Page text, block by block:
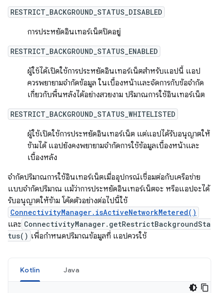
RESTRICT_BACKGROUND_STATUS_DISABLED
การประหยัดอินเทอร์เน็ตปิดอยู่
RESTRICT_BACKGROUND_STATUS_ENABLED
ผู้ใช้ได้เปิดใช้การประหยัดอินเทอร์เน็ตสำหรับแอปนี้ แอป
ควรพยายามจำกัดข้อมูล ในเบื้องหน้าและจัดการกับข้อจำกัด
เกี่ยวกับพื้นหลังได้อย่างสวยงาม ปริมาณการใช้อินเทอร์เน็ต
RESTRICT_BACKGROUND_STATUS_WHITELISTED
ผู้ใช้เปิดใช้การประหยัดอินเทอร์เน็ต แต่แอปได้รับอนุญาตให้
ข้ามได้ แอปยังคงพยายามจำกัดการใช้ข้อมูลเบื้องหน้าและ
เบื้องหลัง
จำกัดปริมาณการใช้อินเทอร์เน็ตเมื่ออุปกรณ์เชื่อมต่อกับเครือข่าย
แบบจำกัดปริมาณ แม้ว่าการประหยัดอินเทอร์เน็ตจะ หรือแอปจะได้
รับอนุญาตให้ข้าม โค้ดตัวอย่างต่อไปนี้ใช้
ConnectivityManager.isActiveNetworkMetered()
และ ConnectivityManager.getRestrictBackgroundSta
tus() เพื่อกำหนดปริมาณข้อมูลที่ แอปควรใช้
Kotlin Java